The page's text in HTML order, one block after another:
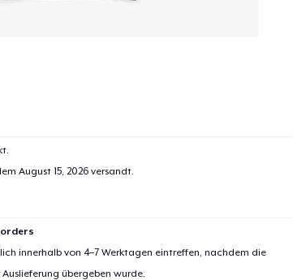
August 15, 2026versandt.
innerhalb von 4–7 Werktagen eintreffen, nachdem die
übergeben wurde.